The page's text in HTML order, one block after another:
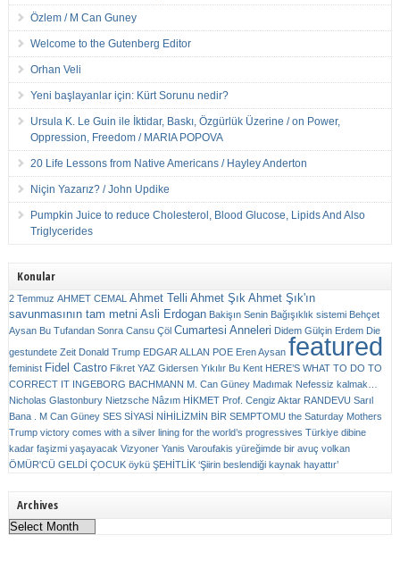
Özlem / M Can Guney
Welcome to the Gutenberg Editor
Orhan Veli
Yeni başlayanlar için: Kürt Sorunu nedir?
Ursula K. Le Guin ile İktidar, Baskı, Özgürlük Üzerine / on Power,
Oppression, Freedom / MARIA POPOVA
20 Life Lessons from Native Americans / Hayley Anderton
Niçin Yazarız? / John Updike
Pumpkin Juice to reduce Cholesterol, Blood Glucose, Lipids And Also
Triglycerides
Konular
2 Temmuz AHMET CEMAL Ahmet Telli Ahmet Şık Ahmet Şık'ın
savunmasının tam metni Asli Erdogan Bakişın Senin Bağışıklık sistemi Behçet
Aysan Bu Tufandan Sonra Cansu Çöl Cumartesi Anneleri Didem Gülçin Erdem Die
gestundete Zeit Donald Trump EDGAR ALLAN POE Eren Aysan featured
feminist Fidel Castro Fikret YAZ Gidersen Yıkılır Bu Kent HERE’S WHAT TO DO TO
CORRECT IT INGEBORG BACHMANN M. Can Güney Madımak Nefessiz kalmak…
Nicholas Glastonbury Nietzsche Nâzım HİKMET Prof. Cengiz Aktar RANDEVU Sarıl
Bana . M Can Güney SES SİYASİ NİHİLİZMİN BİR SEMPTOMU the Saturday Mothers
Trump victory comes with a silver lining for the world’s progressives Türkiye dibine
kadar faşizmi yaşayacak Vizyoner Yanis Varoufakis yüreğimde bir avuç volkan
ÖMÜR'CÜ GELDİ ÇOCUK öykü ŞEHİTLİK ‘Şiirin beslendiği kaynak hayattır’
Archives
Archives